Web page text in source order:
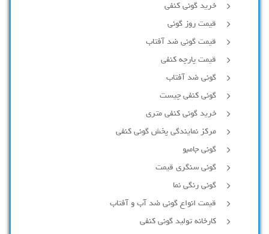
خرید گونی کنفی
قیمت روز گونی
قیمت گونی ضد آفتاب
قیمت پارچه کنفی
گونی ضد آفتاب
گونی کنفی چیست
خرید گونی کنفی متری
مرکز نمایندگی پخش گونی کنفی
گونی جامبو
گونی سنگری قیمت
گونی رنگی نما
قیمت انواع گونی ضد آب و آفتاب
کارخانه تولید گونی کنفی